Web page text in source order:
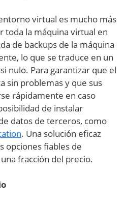
virtual es mucho más
toda la máquina virtual en
de backups de la máquina
lo que se traduce en un
nulo. Para garantizar que el
sin problemas y que sus
rápidamente en caso
de instalar
datos de terceros, como
. Una solución eficaz
opciones fiables de
fracción del precio.